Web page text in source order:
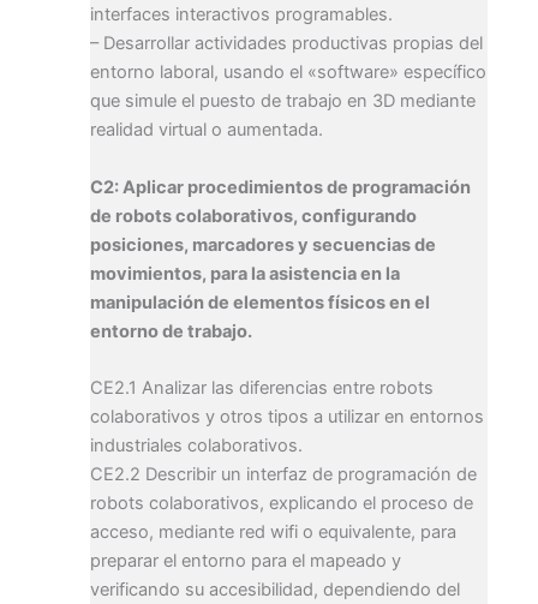
interfaces interactivos programables.
– Desarrollar actividades productivas propias del
entorno laboral, usando el «software» específico
que simule el puesto de trabajo en 3D mediante
realidad virtual o aumentada.
C2: Aplicar procedimientos de programación
de robots colaborativos, configurando
posiciones, marcadores y secuencias de
movimientos, para la asistencia en la
manipulación de elementos físicos en el
entorno de trabajo.
CE2.1 Analizar las diferencias entre robots
colaborativos y otros tipos a utilizar en entornos
industriales colaborativos.
CE2.2 Describir un interfaz de programación de
robots colaborativos, explicando el proceso de
acceso, mediante red wifi o equivalente, para
preparar el entorno para el mapeado y
verificando su accesibilidad, dependiendo del